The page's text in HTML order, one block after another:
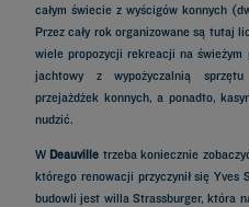
całym świecie z wyścigów konnych
Przez cały rok organizowane są tutaj
wiele propozycji rekreacji na
jachtowy z wypożyczalnią
przejażdżek konnych, a ponadto,
nudzić.
W Deauville trzeba koniecznie
którego renowacji przyczynił się
budowli jest willa Strassburger, która